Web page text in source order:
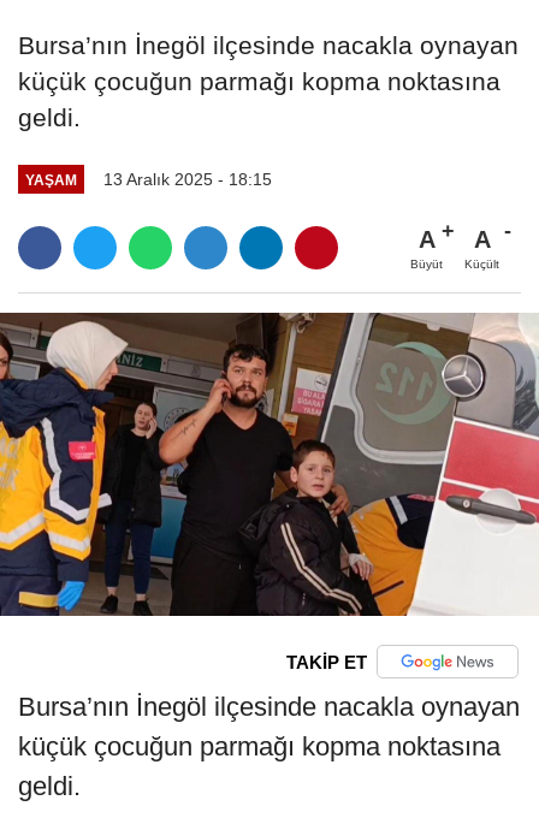
Bursa’nın İnegöl ilçesinde nacakla oynayan
küçük çocuğun parmağı kopma noktasına
geldi.
YAŞAM 13 Aralık 2025 - 18:15
A
Büyüt
A
Küçült
TAKİP ET
Bursa’nın İnegöl ilçesinde nacakla oynayan
küçük çocuğun parmağı kopma noktasına
geldi.